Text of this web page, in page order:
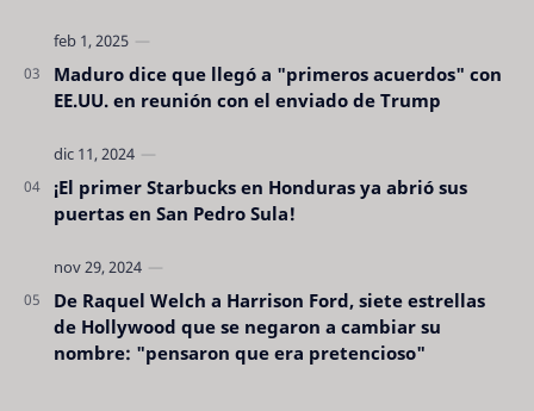
Maduro dice que llegó a "primeros acuerdos" con
EE.UU. en reunión con el enviado de Trump
¡El primer Starbucks en Honduras ya abrió sus
puertas en San Pedro Sula!
De Raquel Welch a Harrison Ford, siete estrellas
de Hollywood que se negaron a cambiar su
nombre: "pensaron que era pretencioso"